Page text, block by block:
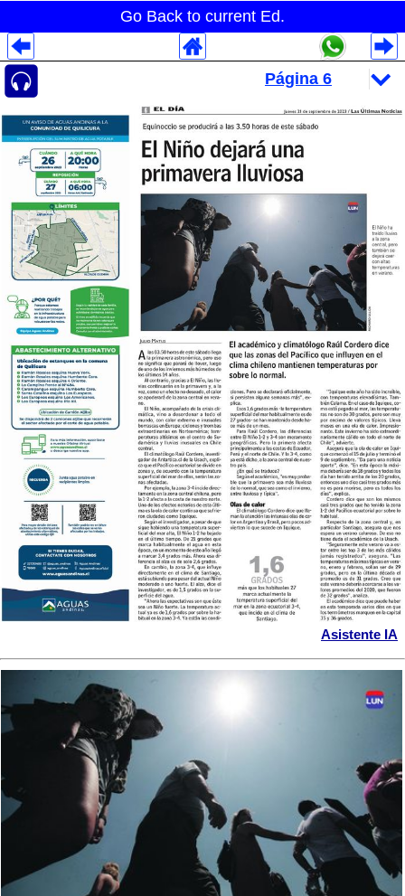
Go Back to current Ed.
Asistente IA
Despliegues Analytics
Despliegues Totales
Despliegues por Rubros